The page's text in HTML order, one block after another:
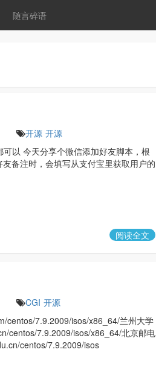
随言碎语
开源 开源
以 今天分享个微信添加好友脚本，根
备注时，会填写从支付宝里获取用户的
阅读全文
CGI 开源
centos/7.9.2009/isos/x86_64/兰州大学
centos/7.9.2009/isos/x86_64/北京邮电
centos/7.9.2009/isos